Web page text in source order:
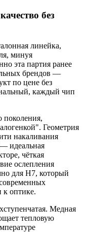
без
линейка,
минуя
эта партия ранее
брендов —
по цене без
каждый чип
Геометрия
накаливания
— идеальная
чёткая
ослепления
для H7, который
к оптике.
Медная
тепловую